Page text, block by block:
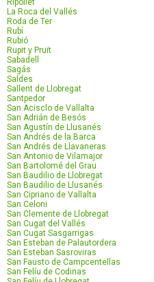
Ripollet
La Roca del Vallés
Roda de Ter
Rubí
Rubió
Rupit y Pruït
Sabadell
Sagás
Saldes
Sallent de Llobregat
Santpedor
San Acisclo de Vallalta
San Adrián de Besós
San Agustín de Llusanés
San Andrés de la Barca
San Andrés de Llavaneras
San Antonio de Vilamajor
San Bartolomé del Grau
San Baudilio de Llobregat
San Baudilio de Llusanés
San Cipriano de Vallalta
San Celoni
San Clemente de Llobregat
San Cugat del Vallés
San Cugat Sasgarrigas
San Esteban de Palautordera
San Esteban Sasroviras
San Fausto de Campcentellas
San Felíu de Codinas